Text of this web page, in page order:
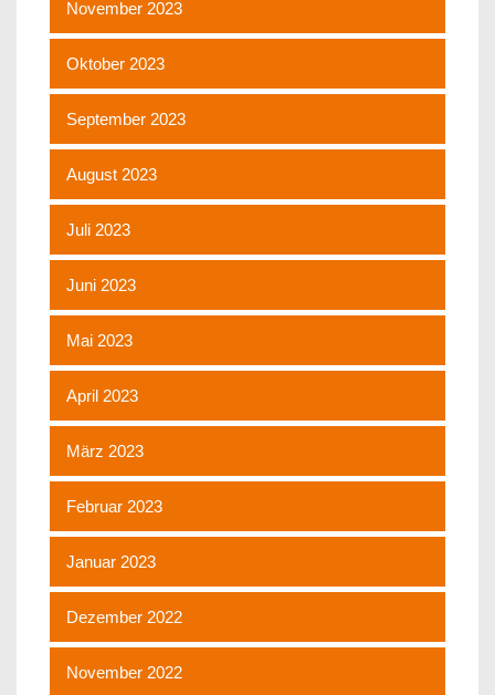
November 2023
Oktober 2023
September 2023
August 2023
Juli 2023
Juni 2023
Mai 2023
April 2023
März 2023
Februar 2023
Januar 2023
Dezember 2022
November 2022